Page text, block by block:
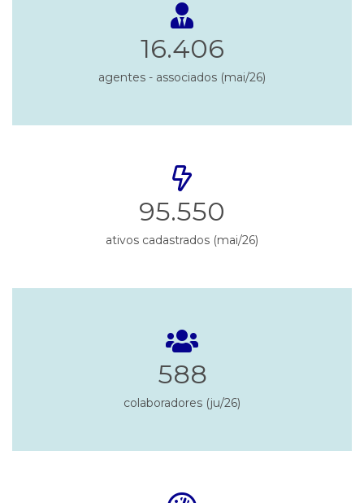
16.406
agentes - associados (mai/26)
95.550
ativos cadastrados (mai/26)
588
colaboradores (ju/26)